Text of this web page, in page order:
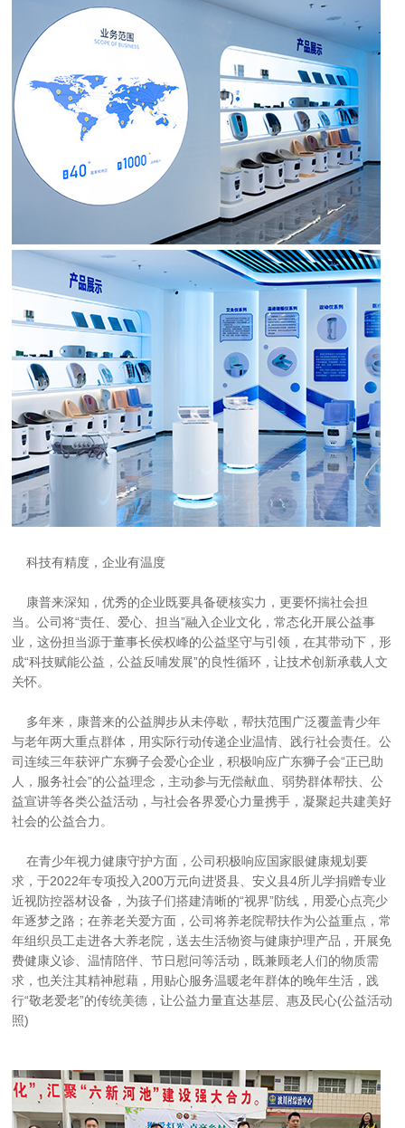
当。公司将“责任、爱心、担当”融入企业文化，常态化开展公益事
业，这份担当源于董事长侯权峰的公益坚守与引领，在其带动下，形
成“科技赋能公益，公益反哺发展”的良性循环，让技术创新承载人文
与老年两大重点群体，用实际行动传递企业温情、践行社会责任。公
司连续三年获评广东狮子会爱心企业，积极响应广东狮子会“正已助
人，服务社会”的公益理念，主动参与无偿献血、弱势群体帮扶、公
益宣讲等各类公益活动，与社会各界爱心力量携手，凝聚起共建美好
    在青少年视力健康守护方面，公司积极响应国家眼健康规划要
求，于2022年专项投入200万元向进贤县、安义县4所儿学捐赠专业
近视防控器材设备，为孩子们搭建清晰的“视界”防线，用爱心点亮少
年逐梦之路；在养老关爱方面，公司将养老院帮扶作为公益重点，常
年组织员工走进各大养老院，送去生活物资与健康护理产品，开展免
费健康义诊、温情陪伴、节日慰问等活动，既兼顾老人们的物质需
求，也关注其精神慰藉，用贴心服务温暖老年群体的晚年生活，践
行“敬老爱老”的传统美德，让公益力量直达基层、惠及民心(公益活动